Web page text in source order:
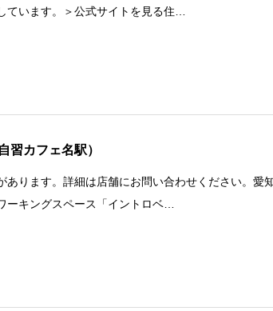
ています。＞公式サイトを見る住…
習カフェ名駅）
あります。詳細は店舗にお問い合わせください。愛
ーキングスペース「イントロベ…